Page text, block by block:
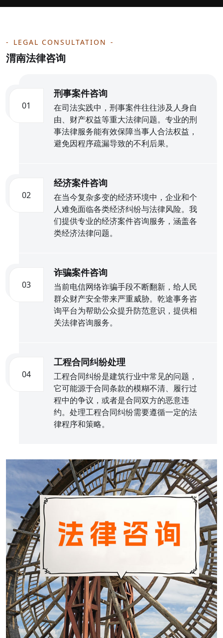
LEGAL CONSULTATION
渭南法律咨询
01
刑事案件咨询
在司法实践中，刑事案件往往涉及人身自
由、财产权益等重大法律问题。专业的刑
事法律服务能有效保障当事人合法权益，
避免因程序疏漏导致的不利后果。
02
经济案件咨询
在当今复杂多变的经济环境中，企业和个
人难免面临各类经济纠纷与法律风险。我
们提供专业的经济案件咨询服务，涵盖各
类经济法律问题。
03
诈骗案件咨询
当前电信网络诈骗手段不断翻新，给人民
群众财产安全带来严重威胁。乾途事务咨
询平台为帮助公众提升防范意识，提供相
关法律咨询服务。
04
工程合同纠纷处理
工程合同纠纷是建筑行业中常见的问题，
它可能源于合同条款的模糊不清、履行过
程中的争议，或者是合同双方的恶意违
约。处理工程合同纠纷需要遵循一定的法
律程序和策略。